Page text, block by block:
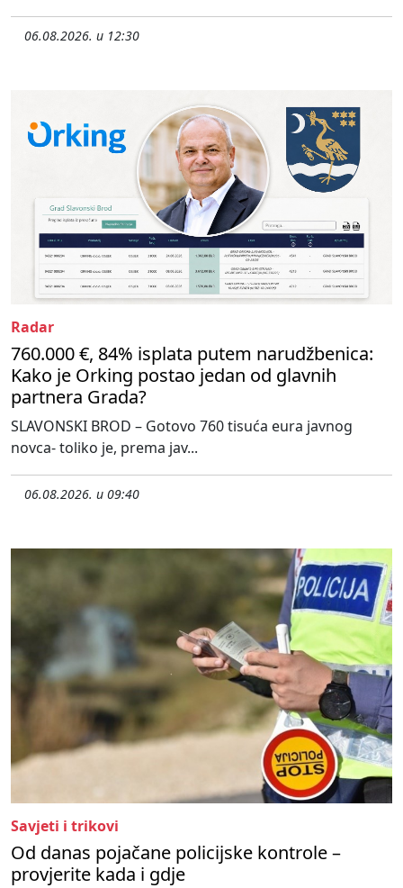
06.08.2026. u 12:30
Radar
760.000 €, 84% isplata putem narudžbenica:
Kako je Orking postao jedan od glavnih
partnera Grada?
SLAVONSKI BROD – Gotovo 760 tisuća eura javnog
novca- toliko je, prema jav...
06.08.2026. u 09:40
Savjeti i trikovi
Od danas pojačane policijske kontrole –
provjerite kada i gdje